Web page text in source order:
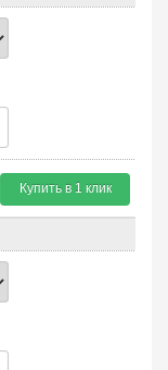
Купить в 1 клик